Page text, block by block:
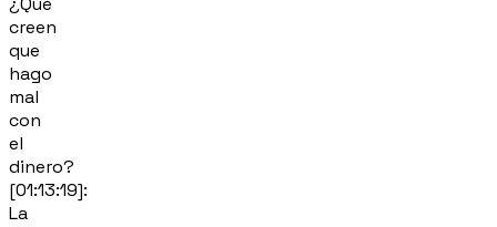
creen
que
hago
mal
con
el
dinero?
[01:13:19]:
La